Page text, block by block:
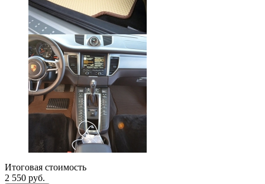
Итоговая стоимость
2 550 руб.